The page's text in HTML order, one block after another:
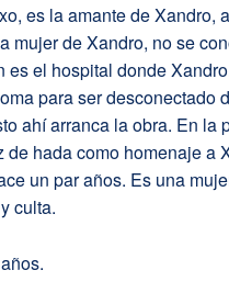
es la amante de Xandro,
mujer de Xandro, no se
es el hospital donde
para ser desconectado
ahí arranca la obra. En la
de hada como homenaje a
un par años. Es una
culta.